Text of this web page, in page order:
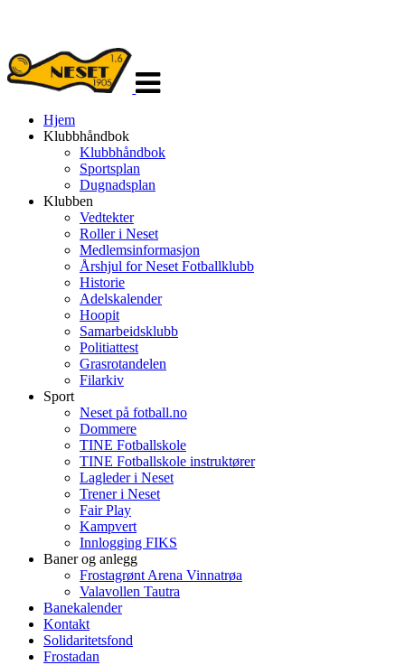
navigasjon
Hjem
Klubbhåndbok
Klubbhåndbok
Sportsplan
Dugnadsplan
Klubben
Vedtekter
Roller i Neset
Medlemsinformasjon
Årshjul for Neset Fotballklubb
Historie
Adelskalender
Hoopit
Samarbeidsklubb
Politiattest
Grasrotandelen
Filarkiv
Sport
Neset på fotball.no
Dommere
TINE Fotballskole
TINE Fotballskole instruktører
Lagleder i Neset
Trener i Neset
Fair Play
Kampvert
Innlogging FIKS
Baner og anlegg
Frostagrønt Arena Vinnatrøa
Valavollen Tautra
Banekalender
Kontakt
Solidaritetsfond
Frostadan